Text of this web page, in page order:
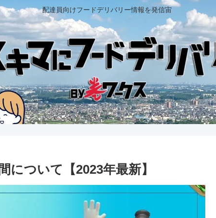
配達員向けフードデリバリー情報を発信宙
ついて【2023年最新】